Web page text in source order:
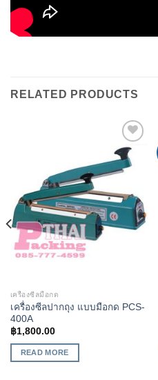
RELATED PRODUCTS
Add to
Wishlist
เครื่องซีลมือกด
เครื่องซีลปากถุง แบบมือกด PCS-
400A
฿1,800.00
READ MORE